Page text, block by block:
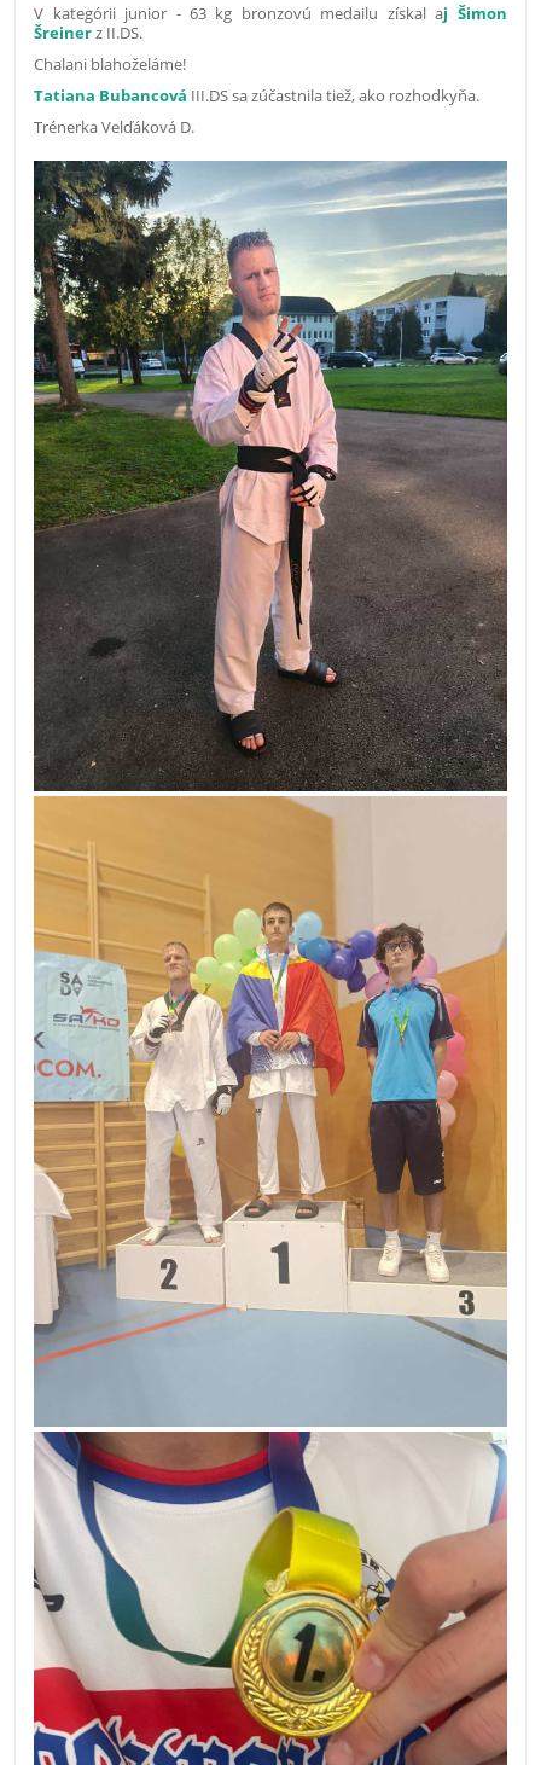
V kategórii junior - 63 kg bronzovú medailu získal aj Šimon
Šreinerz II.DS.
Chalani blahoželáme!
Tatiana Bubancová III.DS sa zúčastnila tiež, ako rozhodkyňa.
Trénerka Velďáková D.